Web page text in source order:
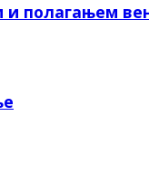
и полагањем